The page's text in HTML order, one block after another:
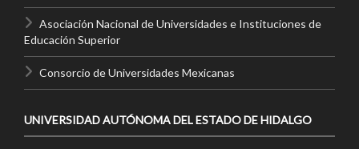
Asociación Nacional de Universidades e Instituciones de
Educación Superior
Consorcio de Universidades Mexicanas
UNIVERSIDAD AUTÓNOMA DEL ESTADO DE HIDALGO